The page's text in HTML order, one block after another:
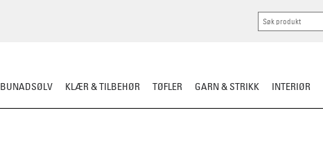
BUNADSØLV KLÆR & TILBEHØR TØFLER GARN & STRIKK INTERIØR